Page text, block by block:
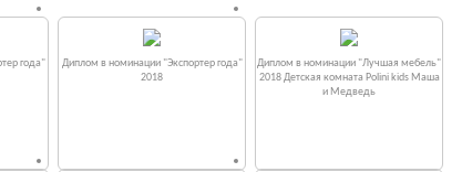
года"
Диплом в номинации "Экспортер года"
2018
Диплом в номинации "Лучшая мебель"
2018 Детская комната Polini kids Маша
и Медведь